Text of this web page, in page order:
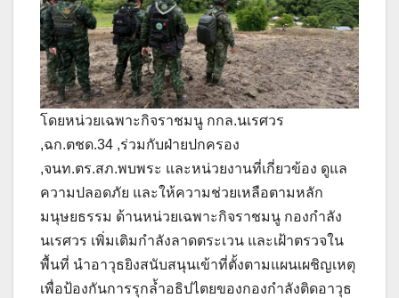
โดยหน่วยเฉพาะกิจราชมนู กกล.นเรศวร
,ฉก.ตชด.34 ,ร่วมกับฝ่ายปกครอง
,จนท.ตร.สภ.พบพระ และหน่วยงานที่เกี่ยวข้อง ดูแล
ความปลอดภัย และให้ความช่วยเหลือตามหลัก
มนุษยธรรม ด้านหน่วยเฉพาะกิจราชมนู กองกำลัง
นเรศวร เพิ่มเติมกำลังลาดตระเวน และเฝ้าตรวจใน
พื้นที่ นำอาวุธยิงสนับสนุนเข้าที่ตั้งตามแผนเผชิญเหตุ
เพื่อป้องกันการรุกล้ำอธิปไตยของกองกำลังติดอาวุธ